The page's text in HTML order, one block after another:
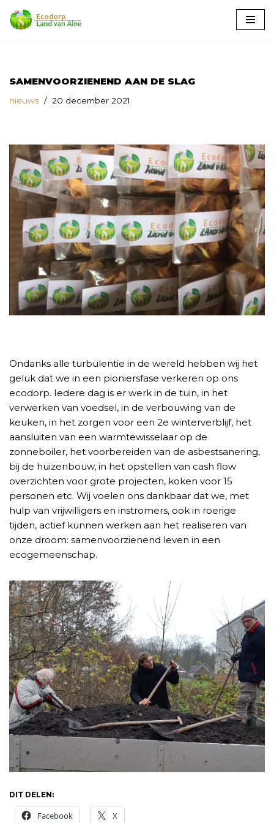
Ga
inhoud
SAMENVOORZIENEND AAN DE SLAG
nieuws 20 december 2021
Ondanks alle turbulentie in de wereld hebben wij het
geluk dat we in een pioniersfase verkeren op ons
ecodorp. Iedere dag is er werk in de tuin, in het
verwerken van voedsel, in de verbouwing van de
keuken, in het zorgen voor een 2e winterverblijf, het
aansluiten van een warmtewisselaar op de
zonneboiler, het voorbereiden van de asbestsanering,
bij de huizenbouw, in het opstellen van cash flow
overzichten voor grote projecten, koken voor 15
personen etc. Wij voelen ons dankbaar dat we, met
hulp van vrijwilligers en instromers, ook in roerige
tijden, actief kunnen werken aan het realiseren van
onze droom: samenvoorzienend leven in een
ecogemeenschap.
DIT DELEN:
Facebook X